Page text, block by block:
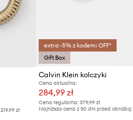
219,99 zł
extra -5% z kodem: OFF*
Gift Box
Calvin Klein kolczyki
Cena aktualna:
284,99 zł
Cena regularna:379,99 zł
Najniższa cena z 30 dni przed obniżką: